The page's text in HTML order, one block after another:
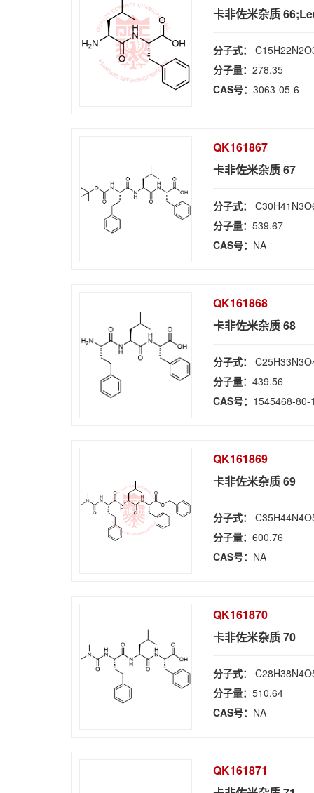
卡非佐米杂质
分子式：
分子量：278.35
CAS号：3063-05-6
QK161867
卡非佐米杂质 67
分子式：
分子量：539.67
CAS号： NA
QK161868
卡非佐米杂质 68
分子式：
分子量：439.56
CAS号： 1545468-80-
QK161869
卡非佐米杂质 69
分子式：
分子量：600.76
CAS号： NA
QK161870
卡非佐米杂质 70
分子式：
分子量：510.64
CAS号： NA
QK161871